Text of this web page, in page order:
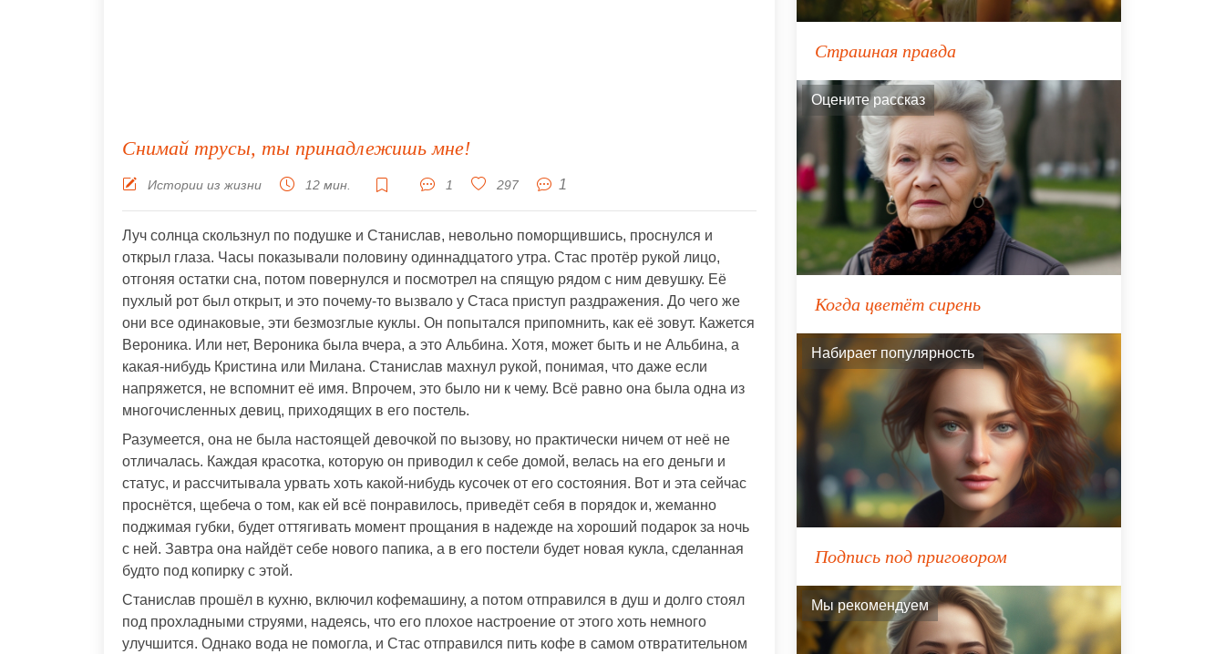
Снимай трусы, ты принадлежишь мне!
Истории из жизни 12 мин. 1 297 1
Луч солнца скользнул по подушке и Станислав, невольно поморщившись, проснулся и
открыл глаза. Часы показывали половину одиннадцатого утра. Стас протёр рукой лицо,
отгоняя остатки сна, потом повернулся и посмотрел на спящую рядом с ним девушку. Её
пухлый рот был открыт, и это почему-то вызвало у Стаса приступ раздражения. До чего же
они все одинаковые, эти безмозглые куклы. Он попытался припомнить, как её зовут. Кажется
Вероника. Или нет, Вероника была вчера, а это Альбина. Хотя, может быть и не Альбина, а
какая-нибудь Кристина или Милана. Станислав махнул рукой, понимая, что даже если
напряжется, не вспомнит её имя. Впрочем, это было ни к чему. Всё равно она была одна из
многочисленных девиц, приходящих в его постель.
Разумеется, она не была настоящей девочкой по вызову, но практически ничем от неё не
отличалась. Каждая красотка, которую он приводил к себе домой, велась на его деньги и
статус, и рассчитывала урвать хоть какой-нибудь кусочек от его состояния. Вот и эта сейчас
проснётся, щебеча о том, как ей всё понравилось, приведёт себя в порядок и, жеманно
поджимая губки, будет оттягивать момент прощания в надежде на хороший подарок за ночь
с ней. Завтра она найдёт себе нового папика, а в его постели будет новая кукла, сделанная
будто под копирку с этой.
Станислав прошёл в кухню, включил кофемашину, а потом отправился в душ и долго стоял
под прохладными струями, надеясь, что его плохое настроение от этого хоть немного
улучшится. Однако вода не помогла, и Стас отправился пить кофе в самом отвратительном
Страшная правда
Оцените рассказ
Когда цветёт сирень
Набирает популярность
Подпись под приговором
Мы рекомендуем